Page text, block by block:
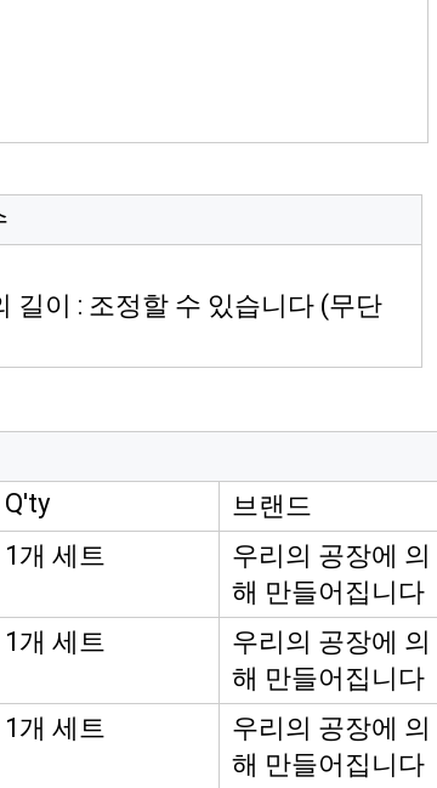
길이 : 조정할 수 있습니다 (무단
Q'ty
브랜드
1개 세트
우리의 공장에 의
해 만들어집니다
1개 세트
우리의 공장에 의
해 만들어집니다
1개 세트
우리의 공장에 의
해 만들어집니다